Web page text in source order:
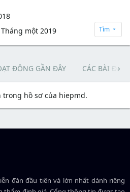
Tháng một 2019 Tìm
ĐỘNG GẦN ĐÂY CÁC BÀI
hồ sơ của hiepmd.
đàn đầu tiên và lớn nhất dành riêng